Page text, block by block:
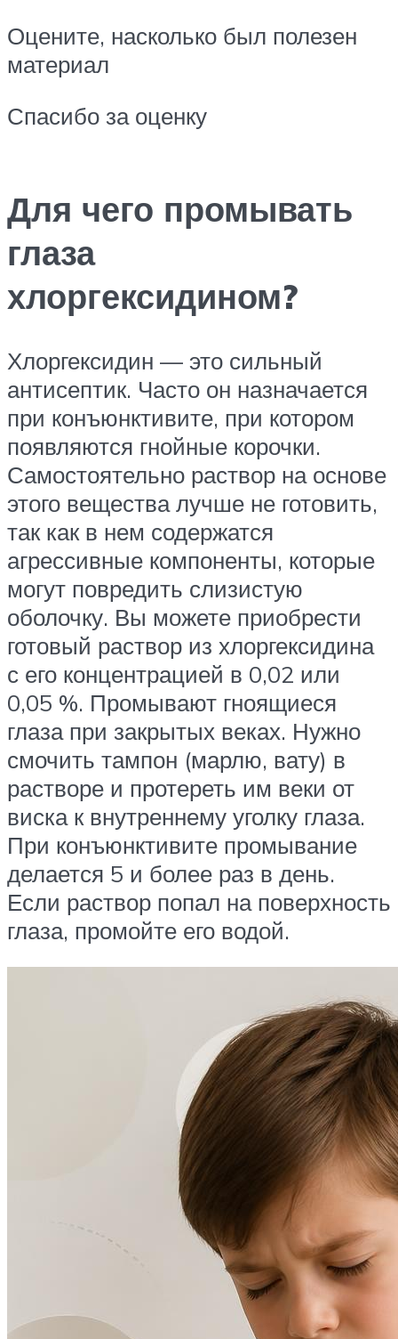
Оцените, насколько был полезен
материал
Спасибо за оценку
Для чего промывать
глаза
хлоргексидином?
Хлоргексидин — это сильный
антисептик. Часто он назначается
при конъюнктивите, при котором
появляются гнойные корочки.
Самостоятельно раствор на основе
этого вещества лучше не готовить,
так как в нем содержатся
агрессивные компоненты, которые
могут повредить слизистую
оболочку. Вы можете приобрести
готовый раствор из хлоргексидина
с его концентрацией в 0,02 или
0,05 %. Промывают гноящиеся
глаза при закрытых веках. Нужно
смочить тампон (марлю, вату) в
растворе и протереть им веки от
виска к внутреннему уголку глаза.
При конъюнктивите промывание
делается 5 и более раз в день.
Если раствор попал на поверхность
глаза, промойте его водой.